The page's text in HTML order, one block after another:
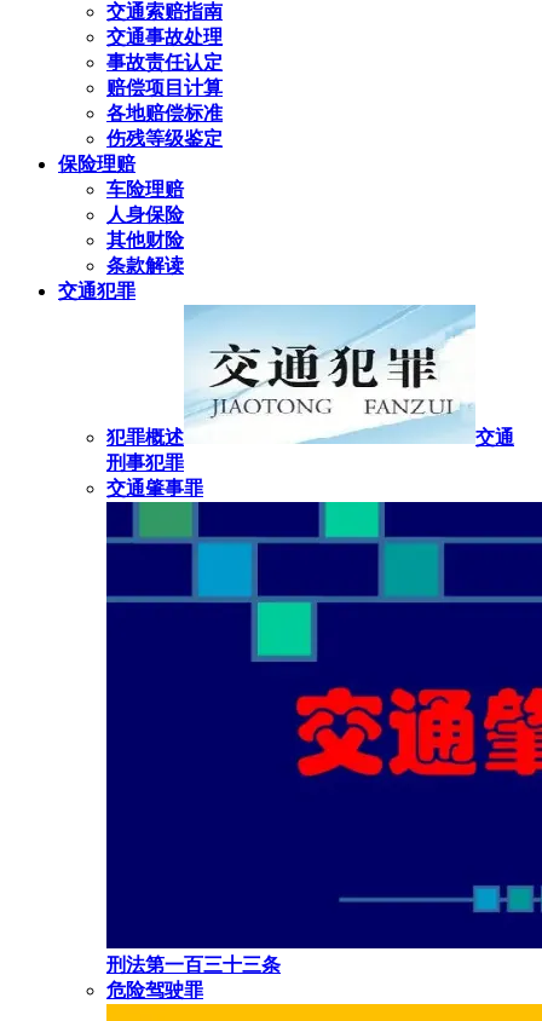
交通索赔指南
交通事故处理
事故责任认定
赔偿项目计算
各地赔偿标准
伤残等级鉴定
保险理赔
车险理赔
人身保险
其他财险
条款解读
交通犯罪
犯罪概述
交通
刑事犯罪
交通肇事罪
刑法第一百三十三条
危险驾驶罪